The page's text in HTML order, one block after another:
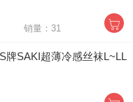
销量：31
牌SAKI超薄冷感丝袜L~LL